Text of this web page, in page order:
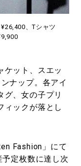
、Tシャツ
ケット、スエッ
ナップ。各アイ
グ、女の子プリ
ィックが落とし
Fashion」にて
定枚数に達し次